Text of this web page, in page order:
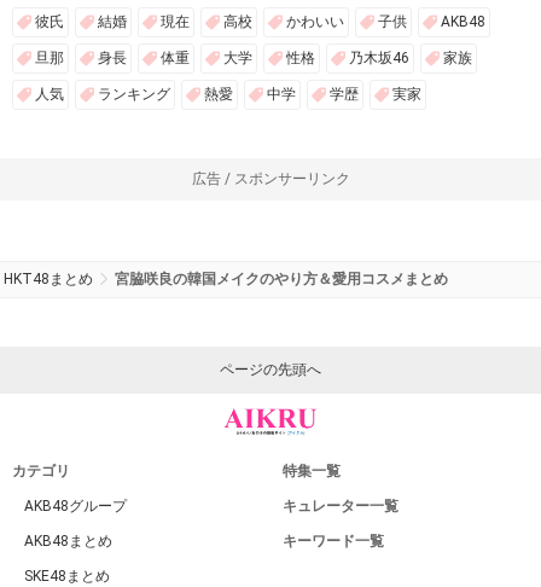
彼氏 結婚 現在 高校 かわいい 子供 AKB48
旦那 身長 体重 大学 性格 乃木坂46 家族
人気 ランキング 熱愛 中学 学歴 実家
広告 / スポンサーリンク
HKT48まとめ 宮脇咲良の韓国メイクのやり方＆愛用コスメまとめ
ページの先頭へ
カテゴリ
AKB48グループ
AKB48まとめ
SKE48まとめ
特集一覧
キュレーター一覧
キーワード一覧